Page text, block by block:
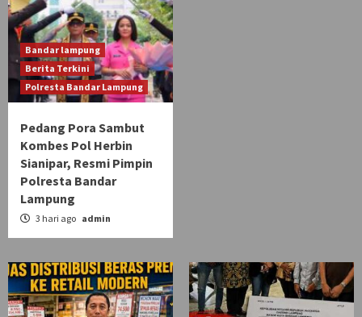
Bandar lampung
Berita Terkini
Polresta Bandar Lampung
Pedang Pora Sambut
Kombes Pol Herbin
Sianipar, Resmi Pimpin
Polresta Bandar
Lampung
3 hari ago admin